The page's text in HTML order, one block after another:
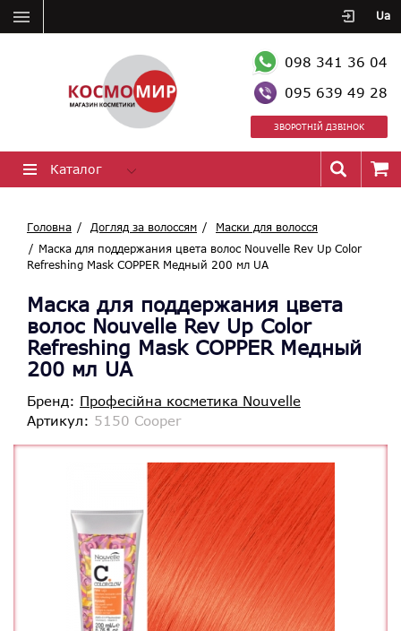
Ua
098 341 36 04
095 639 49 28
ЗВОРОТНІЙ ДЗВІНОК
Каталог
Головна Догляд за волоссям
Маски для волосся
Маска для поддержания цвета волос Nouvelle Rev Up Color
Refreshing Mask COPPER Медный 200 мл UA
Маска для поддержания цвета
волос Nouvelle Rev Up Color
Refreshing Mask COPPER Медный
200 мл UA
Бренд: Професійна косметика Nouvelle
Артикул: 5150 Cooper